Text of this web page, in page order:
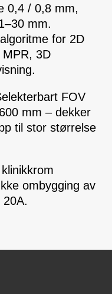
0,4 / 0,8 mm,
mm.
for 2D
3D
FOV
mm – dekker
til stor størrelse
ombygging av